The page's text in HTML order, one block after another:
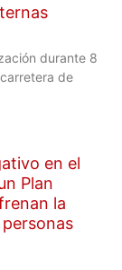
durante 8
de
en el
Plan
la